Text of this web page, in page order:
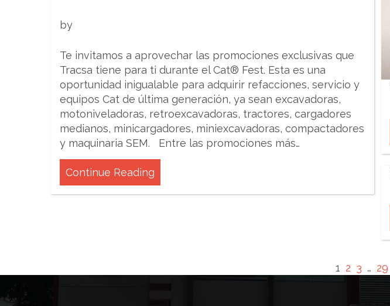
by
Te invitamos a aprovechar las promociones exclusivas que
Tracsa tiene para ti durante el Cat® Fest. Esta es una
oportunidad inigualable para adquirir refacciones, servicio y
equipos Cat de última generación, ya sean excavadoras,
motoniveladoras, retroexcavadoras, tractores, cargadores
medianos, minicargadores, miniexcavadoras, compactadores
y maquinaria SEM. Entre las promociones más…
Continue Reading
1 2 3 … 29